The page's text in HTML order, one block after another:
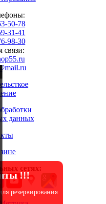
50-78
31-41
98-30
связи:
данных
сетях:
!!!
резервирования